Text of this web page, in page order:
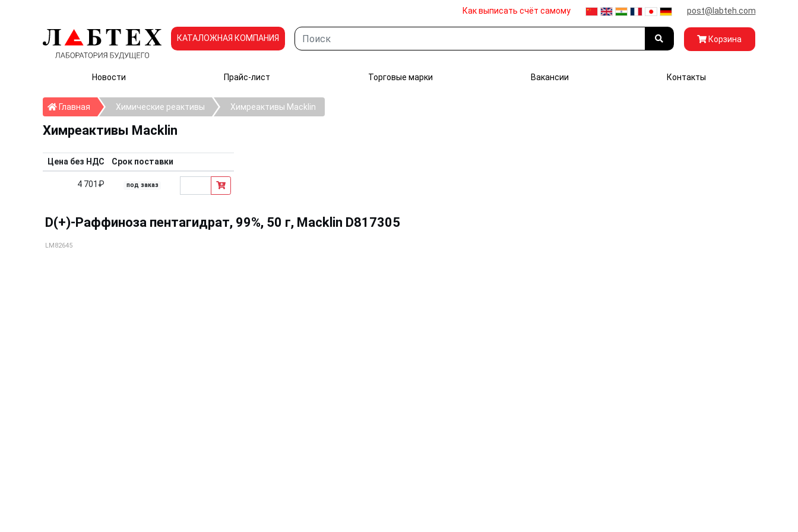
Как выписать счёт самому post@labteh.com
КАТАЛОЖНАЯ КОМПАНИЯ Корзина
Новости Прайс-лист Торговые марки Вакансии Контакты
ГлавнаяГлавнаяХимические реактивы Химреактивы Macklin
Химреактивы Macklin
Цена без НДС Срок поставки
4 701₽ под заказ
D(+)-Раффиноза пентагидрат, 99%, 50 г, Macklin D817305
LM82645